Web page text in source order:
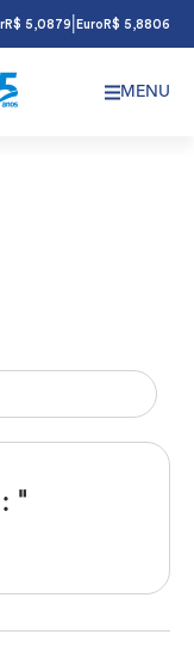
R$ 5,0879 Euro R$ 5,8806
MENU
"